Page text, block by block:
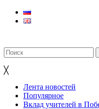
╳
Лента новостей
Популярное
Вклад учителей в